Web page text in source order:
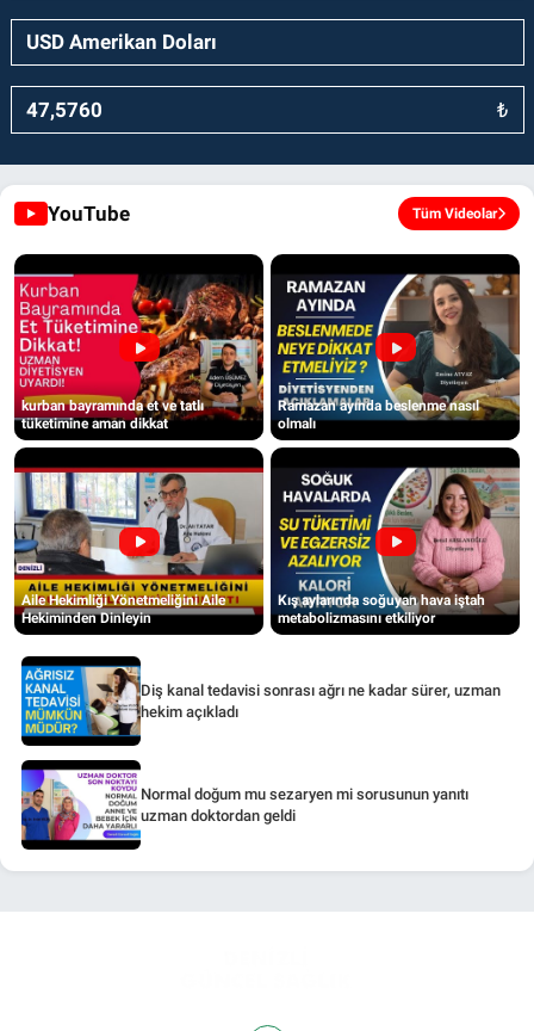
₺
YouTube Tüm Videolar
kurban bayramında et ve tatlı
tüketimine aman dikkat
Ramazan ayında beslenme nasıl
olmalı
Aile Hekimliği Yönetmeliğini Aile
Hekiminden Dinleyin
Kış aylarında soğuyan hava iştah
metabolizmasını etkiliyor
Diş kanal tedavisi sonrası ağrı ne kadar sürer, uzman
hekim açıkladı
Normal doğum mu sezaryen mi sorusunun yanıtı
uzman doktordan geldi